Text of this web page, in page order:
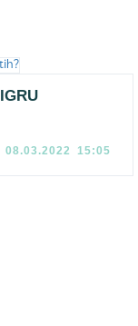
08.03.2022 15:05